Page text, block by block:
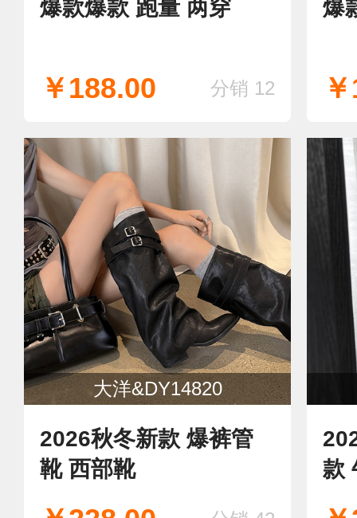
爆款爆款 跑量 两穿
￥188.00 分销 12
爆
大洋&DY14820
2026秋冬新款 爆裤管
靴 西部靴
款